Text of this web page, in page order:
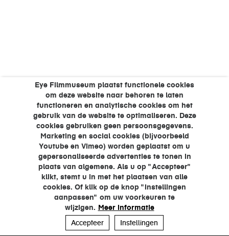
Eye Filmmuseum plaatst functionele cookies
om deze website naar behoren te laten
functioneren en analytische cookies om het
gebruik van de website te optimaliseren. Deze
cookies gebruiken geen persoonsgegevens.
Marketing en social cookies (bijvoorbeeld
Youtube en Vimeo) worden geplaatst om u
gepersonaliseerde advertenties te tonen in
plaats van algemene. Als u op "Accepteer"
klikt, stemt u in met het plaatsen van alle
cookies. Of klik op de knop "Instellingen
aanpassen" om uw voorkeuren te
wijzigen. Meer informatie
Accepteer
Instellingen